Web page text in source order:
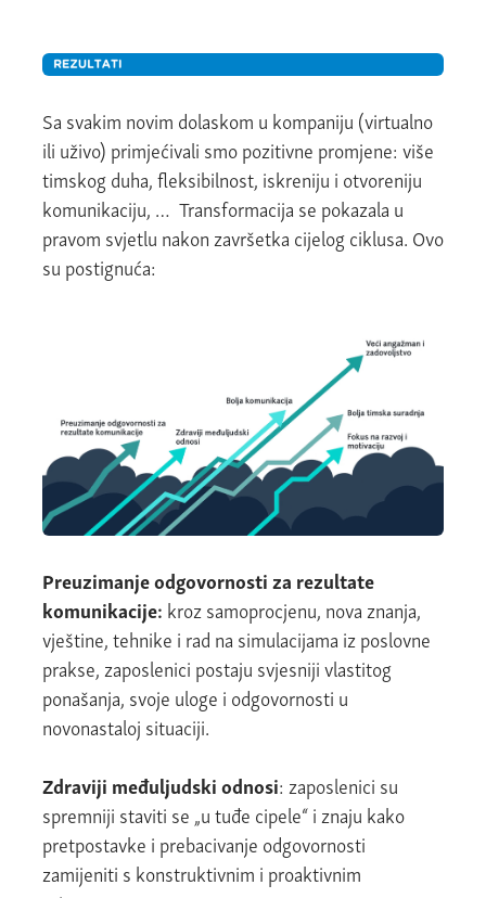
Sa svakim novim dolaskom u kompaniju (virtualno
ili uživo) primjećivali smo pozitivne promjene: više
timskog duha, fleksibilnost, iskreniju i otvoreniju
komunikaciju, … Transformacija se pokazala u
pravom svjetlu nakon završetka cijelog ciklusa. Ovo
su postignuća:
Preuzimanje odgovornosti za rezultate
komunikacije: kroz samoprocjenu, nova znanja,
vještine, tehnike i rad na simulacijama iz poslovne
prakse, zaposlenici postaju svjesniji vlastitog
ponašanja, svoje uloge i odgovornosti u
novonastaloj situaciji.
Zdraviji međuljudski odnosi: zaposlenici su
spremniji staviti se „u tuđe cipele“ i znaju kako
pretpostavke i prebacivanje odgovornosti
zamijeniti s konstruktivnim i proaktivnim